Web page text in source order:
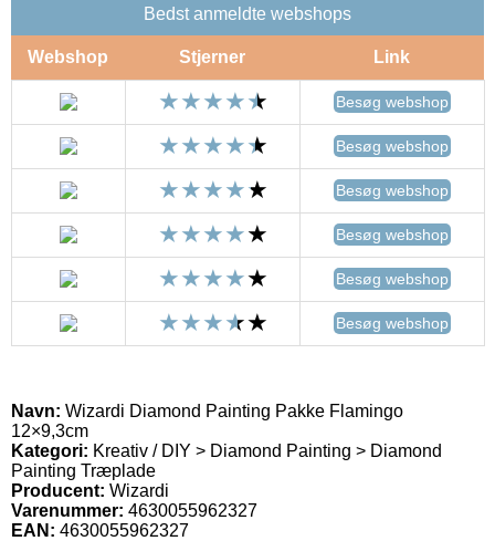
Bedst anmeldte webshops
Webshop Stjerner Link
Besøg webshop
Besøg webshop
Besøg webshop
Besøg webshop
Besøg webshop
Besøg webshop
Navn: Wizardi Diamond Painting Pakke Flamingo
12×9,3cm
Kategori: Kreativ / DIY > Diamond Painting > Diamond
Painting Træplade
Producent: Wizardi
Varenummer: 4630055962327
EAN: 4630055962327